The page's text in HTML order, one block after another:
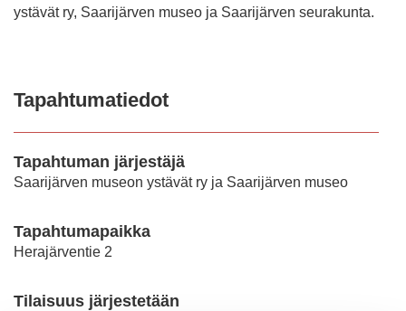
ystävät ry, Saarijärven museo ja Saarijärven seurakunta.
Tapahtumatiedot
Tapahtuman järjestäjä
Saarijärven museon ystävät ry ja Saarijärven museo
Tapahtumapaikka
Herajärventie 2
Tilaisuus järjestetään